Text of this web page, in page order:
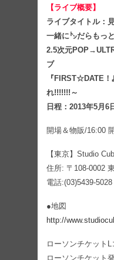
【ライブ概要】
ライブタイトル：
一緒に㌧だらもっ
2.5次元
ブ
『FIRST☆DATE
れ!!!!!!!～
日程：2013年5月6
開場＆物販/16:00
【東京】Studio
住所: 〒108-0002
電話:(03)5439-5028
●地図
http://
ローソンチケット
ローソンチケット